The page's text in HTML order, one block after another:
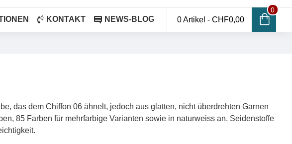
KONTAKT NEWS-BLOG 0 Artikel - CHF0,00
0
das dem Chiffon 06 ähnelt, jedoch aus glatten, nicht überdrehten Garnen
85 Farben für mehrfarbige Varianten sowie in naturweiss an. Seidenstoffe